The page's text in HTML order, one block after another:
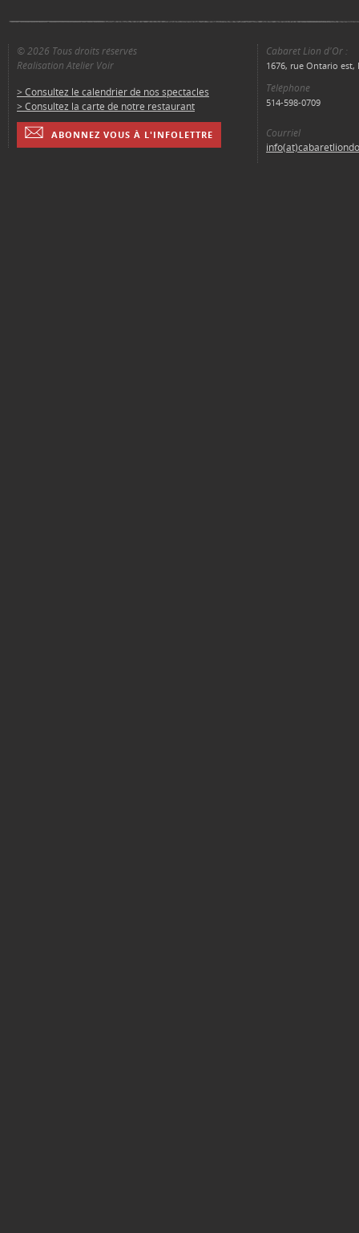
© 2026 Tous droits réservés
Réalisation Atelier Voir
> Consultez le calendrier de nos spectacles
> Consultez la carte de notre restaurant
ABONNEZ VOUS À L'INFOLETTRE
Cabaret Lion d'Or :
1676, rue Ontario est,
Téléphone
514-598-0709
Courriel